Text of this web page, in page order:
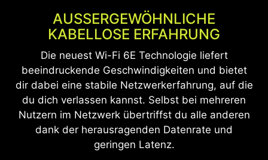
AUSSERGEWÖHNLICHE
KABELLOSE ERFAHRUNG
Die neuest Wi-Fi 6E Technologie liefert
beeindruckende Geschwindigkeiten und bietet
dir dabei eine stabile Netzwerkerfahrung, auf die
du dich verlassen kannst. Selbst bei mehreren
Nutzern im Netzwerk übertriffst du alle anderen
dank der herausragenden Datenrate und
geringen Latenz.